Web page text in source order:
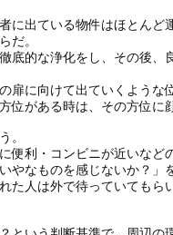
に出ている物件はほとん
だ。
底的な浄化をし、その後、
扉に向けて出ていくような
位がある時は、その方位に
。
利・コンビニが近いなど
なものを感じないか？」
た人は外で待っていても